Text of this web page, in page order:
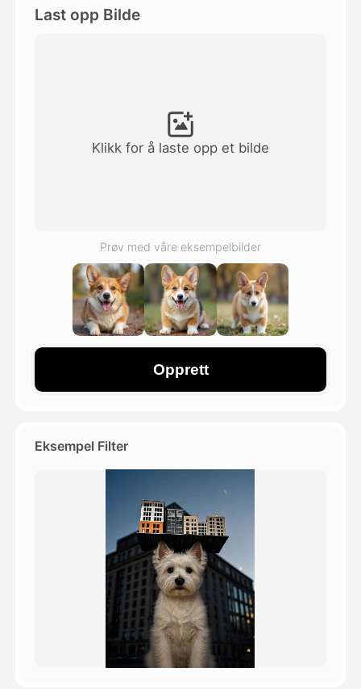
Se alle maler
Blogg
Last opp Bilde
Klikk for å laste opp et bilde
Prøv med våre eksempelbilder
Opprett
Eksempel Filter